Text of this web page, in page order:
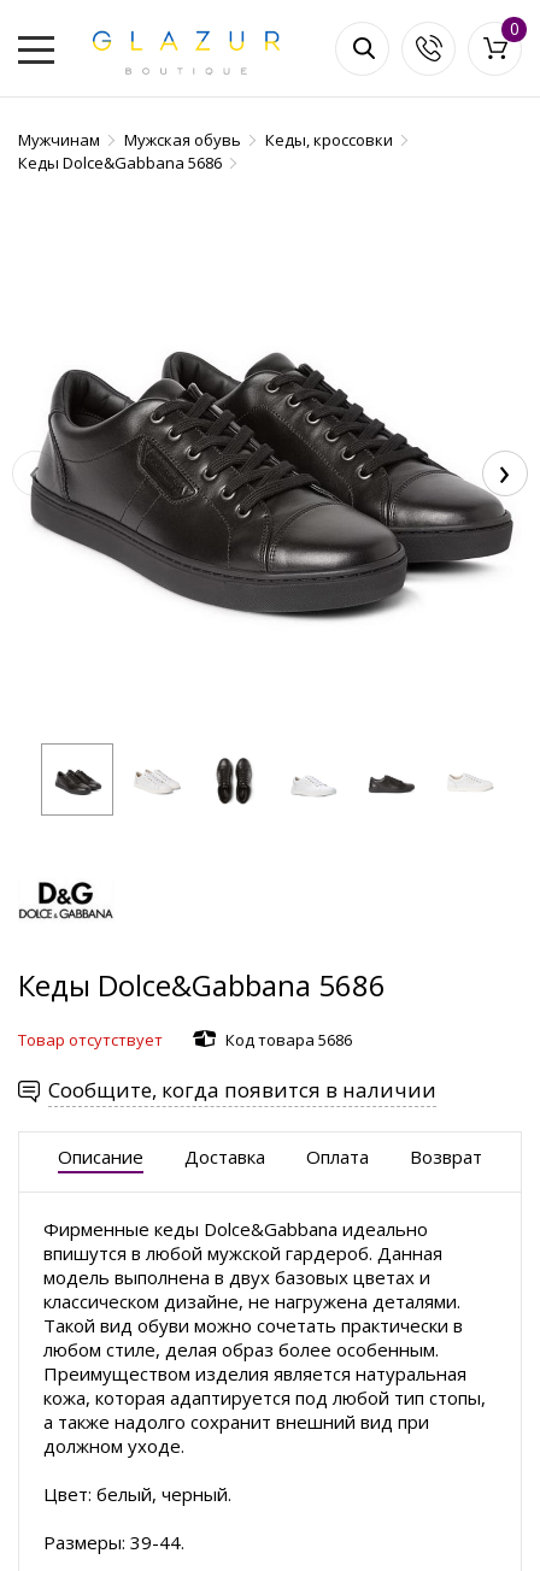
0
Мужчинам Мужская обувь
Кеды, кроссовки
Кеды Dolce&Gabbana 5686
‹ ›
Кеды Dolce&Gabbana 5686
Товар отсутствует Код товара 5686
Сообщите, когда появится в наличии
Описание Доставка Оплата Возврат
Фирменные кеды Dolce&Gabbana идеально
впишутся в любой мужской гардероб. Данная
модель выполнена в двух базовых цветах и
классическом дизайне, не нагружена деталями.
Такой вид обуви можно сочетать практически в
любом стиле, делая образ более особенным.
Преимуществом изделия является натуральная
кожа, которая адаптируется под любой тип стопы,
а также надолго сохранит внешний вид при
должном уходе.
Цвет: белый, черный.
Размеры: 39-44.